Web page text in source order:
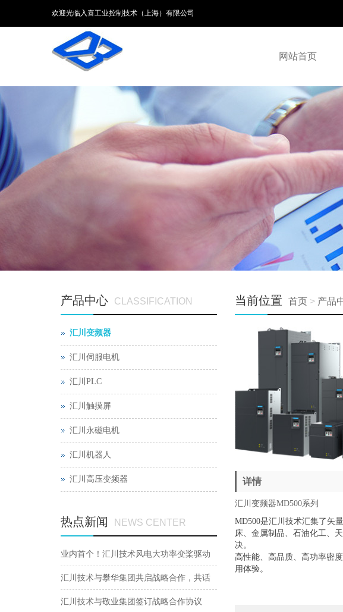
欢迎光临入喜工业控制技术（上海）有限公司
网站首页
当前位置 首页> 产品
详情
汇川变频器MD500系列
MD500是汇川技术汇集了矢
床、金属制品、石油化工、
决。
高性能、高品质、高功率密
用体验。
产品中心 CLASSIFICATION
汇川变频器
汇川伺服电机
汇川PLC
汇川触摸屏
汇川永磁电机
汇川机器人
汇川高压变频器
热点新闻 NEWS CENTER
业内首个！汇川技术风电大功率变桨驱动
器通过鉴衡认证
汇川技术与攀华集团共启战略合作，共话
冶金行业未来
汇川技术与敬业集团签订战略合作协议